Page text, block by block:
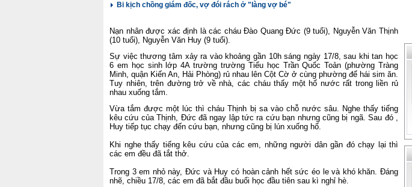
Bi kịch chồng giám đốc, vợ đói rách ở "làng vợ bé"
Nạn nhân được xác định là các cháu Đào Quang Đức (9 tuổi), Nguyễn Văn Thịnh
(10 tuổi), Nguyễn Văn Huy (9 tuổi).
Sự việc thương tâm xảy ra vào khoảng gần 10h sáng ngày 17/8, sau khi tan học
6 em học sinh lớp 4A trường trường Tiểu học Trần Quốc Toản (phường Tràng
Minh, quận Kiến An, Hải Phòng) rủ nhau lên Cột Cờ ở cùng phường để hái sim ăn.
Tuy nhiên, trên đường trở về nhà, các cháu thấy một hố nước rất trong liền rủ
nhau xuống tắm.
Vừa tắm được một lúc thì cháu Thịnh bị sa vào chỗ nước sâu. Nghe thấy tiếng
kêu cứu của Thịnh, Đức đã ngay lập tức ra cứu bạn nhưng cũng bị ngã. Sau đó ,
Huy tiếp tục chạy đến cứu bạn, nhưng cũng bị lún xuống hố.
Khi nghe thấy tiếng kêu cứu của các em, những người dân gần đó chạy lại thì
các em đều đã tắt thở.
Trong 3 em nhỏ này, Đức và Huy có hoàn cảnh hết sức éo le và khó khăn. Đáng
nhẽ, chiều 17/8, các em đã bắt đầu buổi học đầu tiên sau kì nghỉ hè.